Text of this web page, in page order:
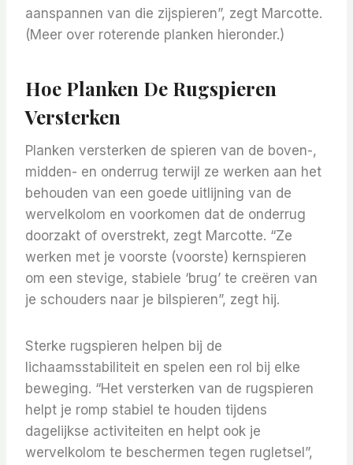
aanspannen van die zijspieren”, zegt Marcotte.
(Meer over roterende planken hieronder.)
Hoe Planken De Rugspieren
Versterken
Planken versterken de spieren van de boven-,
midden- en onderrug terwijl ze werken aan het
behouden van een goede uitlijning van de
wervelkolom en voorkomen dat de onderrug
doorzakt of overstrekt, zegt Marcotte. “Ze
werken met je voorste (voorste) kernspieren
om een ​​stevige, stabiele ‘brug’ te creëren van
je schouders naar je bilspieren”, zegt hij.
Sterke rugspieren helpen bij de
lichaamsstabiliteit en spelen een rol bij elke
beweging. “Het versterken van de rugspieren
helpt je romp stabiel te houden tijdens
dagelijkse activiteiten en helpt ook je
wervelkolom te beschermen tegen rugletsel”,